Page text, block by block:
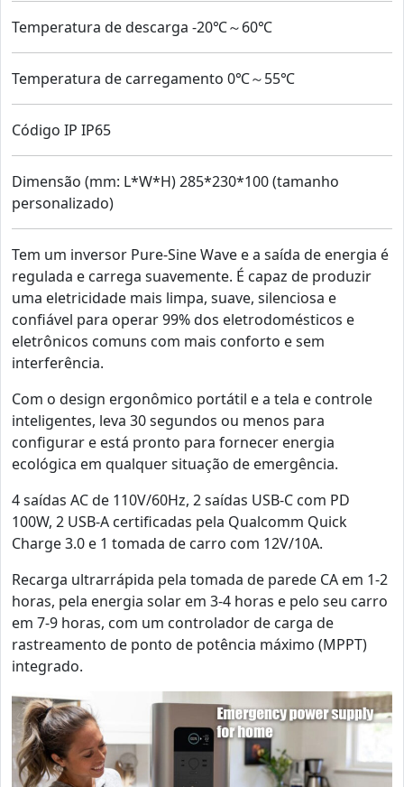
Temperatura de descarga -20℃～60℃
Temperatura de carregamento 0℃～55℃
Código IP IP65
Dimensão (mm: L*W*H) 285*230*100 (tamanho
personalizado)
Tem um inversor Pure-Sine Wave e a saída de energia é
regulada e carrega suavemente. É capaz de produzir
uma eletricidade mais limpa, suave, silenciosa e
confiável para operar 99% dos eletrodomésticos e
eletrônicos comuns com mais conforto e sem
interferência.
Com o design ergonômico portátil e a tela e controle
inteligentes, leva 30 segundos ou menos para
configurar e está pronto para fornecer energia
ecológica em qualquer situação de emergência.
4 saídas AC de 110V/60Hz, 2 saídas USB-C com PD
100W, 2 USB-A certificadas pela Qualcomm Quick
Charge 3.0 e 1 tomada de carro com 12V/10A.
Recarga ultrarrápida pela tomada de parede CA em 1-2
horas, pela energia solar em 3-4 horas e pelo seu carro
em 7-9 horas, com um controlador de carga de
rastreamento de ponto de potência máximo (MPPT)
integrado.